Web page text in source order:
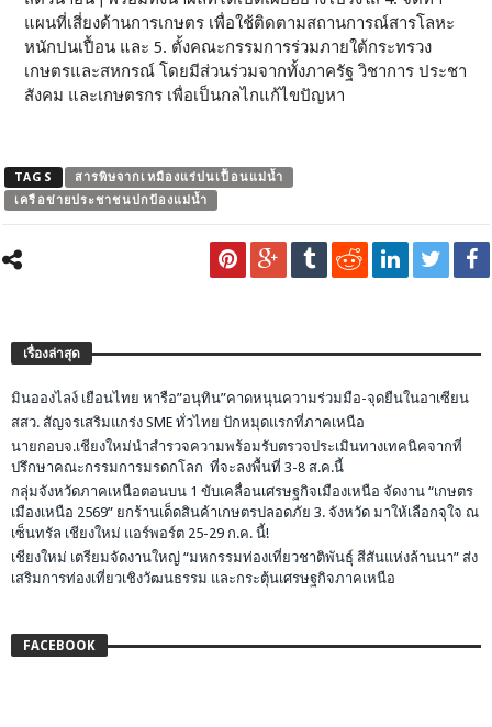
แผนที่เสี่ยงด้านการเกษตร เพื่อใช้ติดตามสถานการณ์สารโลหะ
หนักปนเปื้อน และ 5. ตั้งคณะกรรมการร่วมภายใต้กระทรวง
เกษตรและสหกรณ์ โดยมีส่วนร่วมจากทั้งภาครัฐ วิชาการ ประชา
สังคม และเกษตรกร เพื่อเป็นกลไกแก้ไขปัญหา
TAGS
สารพิษจากเหมืองแร่ปนเปื้อนแม่น้ำ
เครือข่ายประชาชนปกป้องแม่น้ำ
เรื่องล่าสุด
มินอองไลง์ เยือนไทย หารือ”อนุทิน”คาดหนุนความร่วมมือ-จุดยืนในอาเซียน
สสว. สัญจรเสริมแกร่ง SME ทั่วไทย ปักหมุดแรกที่ภาคเหนือ
นายกอบจ.เชียงใหม่นำสำรวจความพร้อมรับตรวจประเมินทางเทคนิคจากที่
ปรึกษาคณะกรรมการมรดกโลก ที่จะลงพื้นที่ 3-8 ส.ค.นี้
กลุ่มจังหวัดภาคเหนือตอนบน 1 ขับเคลื่อนเศรษฐกิจเมืองเหนือ จัดงาน “เกษตร
เมืองเหนือ 2569” ยกร้านเด็ดสินค้าเกษตรปลอดภัย 3. จังหวัด มาให้เลือกจุใจ ณ
เซ็นทรัล เชียงใหม่ แอร์พอร์ต 25-29 ก.ค. นี้!
เชียงใหม่ เตรียมจัดงานใหญ่ “มหกรรมท่องเที่ยวชาติพันธุ์ สีสันแห่งล้านนา” ส่ง
เสริมการท่องเที่ยวเชิงวัฒนธรรม และกระตุ้นเศรษฐกิจภาคเหนือ
FACEBOOK